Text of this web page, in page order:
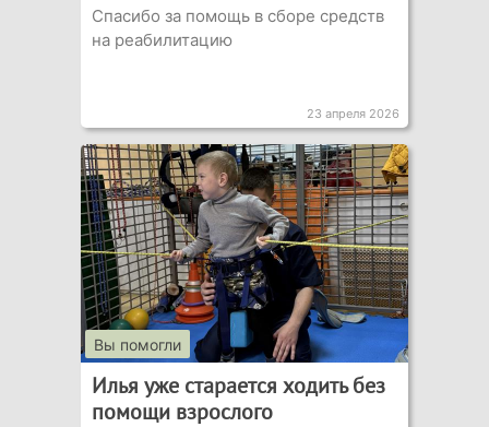
Спасибо за помощь в сборе средств
на реабилитацию
23 апреля 2026
Вы помогли
Илья уже старается ходить без
помощи взрослого